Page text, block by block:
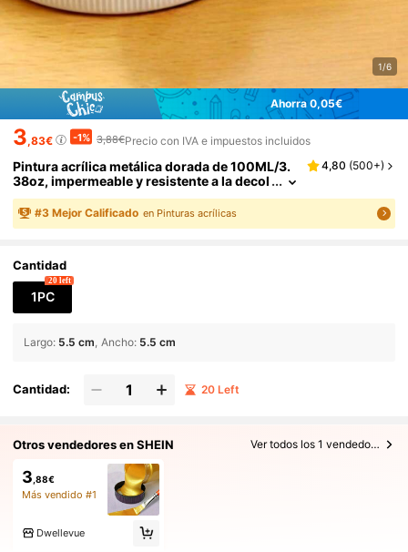
1/6
Ahorra 0,05€
3,83€ -1% 3,88€Precio con IVA e impuestos incluidos
Pintura acrílica metálica dorada de 100ML/3.
38oz, impermeable y resistente a la decol
oración para colorear estatuas, manualid
ades DIY, pintar ropa, grafitis y pigmentos, de
vuelta a la escuela, útiles escolares
4,80 (500+)
#3 Mejor Calificado en Pinturas acrílicas
Cantidad
1PC
20 left
Largo: 5.5 cm Ancho: 5.5 cm
Cantidad: 20 Left
Otros vendedores en SHEIN Ver todos los 1 vendedores
3 ,88€
Más vendido #1
Dwellevue